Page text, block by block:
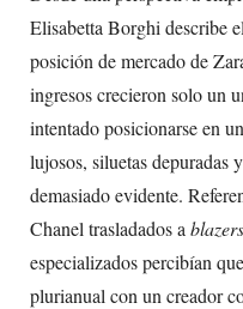
Elisabetta Borghi describe
posición de mercado de
ingresos crecieron solo un
intentado posicionarse en
lujosos, siluetas depuradas
demasiado evidente.
Chanel trasladados a blazers
especializados percibían
plurianual con un creador